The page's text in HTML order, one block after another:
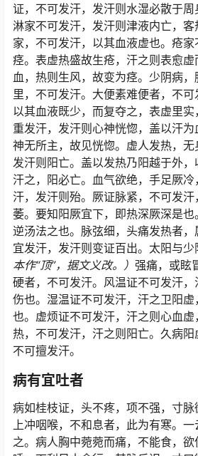
证，不可发汗，发汗则水湿必散于周
淋家不可发汗，发汗则津液内亡，
家，不可发汗，以其血液虚也。疮家
痉。表虚热盛故生疮，汗之则表愈
血，热则生风，故变为痉。少阴病
里，不可发汗。大便素难便者，不可
以其血液既少，而复夺之，表虚里
重发汗，发汗则心神恍惚，盖以汗为
神无所主，故见恍惚。虚人发热，无
发汗则阳亡。盖以发热乃阳越于外
汗之，阳必亡。血气欲绝，手足厥
汗，发汗则殆。厥证脉紧，不可发
萎。要知阳厥宜下，即热深厥深是
逆汤法之也。脉弦细，头痛发热者
宜发汗，发汗则变证百出。太阳与
本作“顶”，据文义改。） 强痛，或眩
硬者，不可发汗。风温证不可发汗
伤也。湿温证不可发汗，汗之卫阳
也。虚烦证不可发汗，汗之则心血
热，不可发汗，汗之则阳亡。久病阳
不可擅发汗。
病有宜吐者
病如桂枝证，头不疼，项不强，寸
上冲咽喉，不和息者，此为有寒。
之。病人胸中菀菀而痛，不能食，